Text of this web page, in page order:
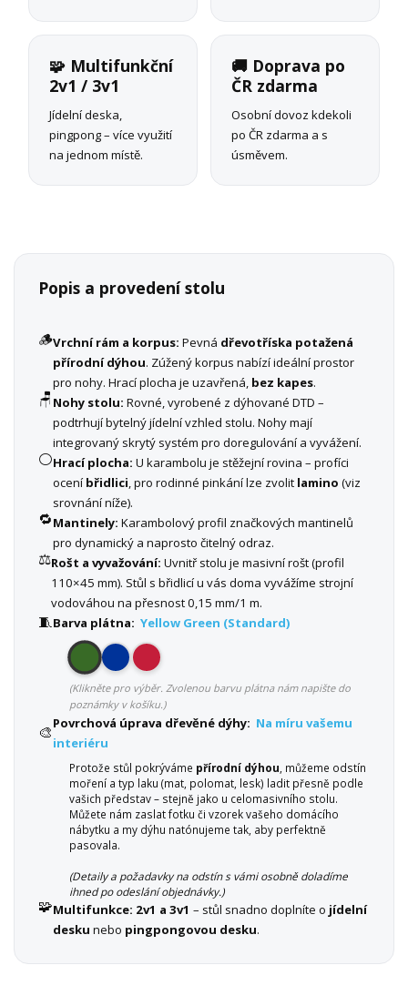
🧩 Multifunkční
2v1 / 3v1
Jídelní deska,
pingpong – více využití
na jednom místě.
🚚 Doprava po
ČR zdarma
Osobní dovoz kdekoli
po ČR zdarma a s
úsměvem.
Popis a provedení stolu
🪵Vrchní rám a korpus: Pevná dřevotříska potažená
přírodní dýhou. Zúžený korpus nabízí ideální prostor
pro nohy. Hrací plocha je uzavřená, bez kapes.
🪑 Nohy stolu: Rovné, vyrobené z dýhované DTD –
podtrhují bytelný jídelní vzhled stolu. Nohy mají
integrovaný skrytý systém pro doregulování a vyvážení.
⚪Hrací plocha: U karambolu je stěžejní rovina – profíci
ocení břidlici, pro rodinné pinkání lze zvolit lamino (viz
srovnání níže).
🔁Mantinely: Karambolový profil značkových mantinelů
pro dynamický a naprosto čitelný odraz.
⚖️Rošt a vyvažování: Uvnitř stolu je masivní rošt (profil
110×45 mm). Stůl s břidlicí u vás doma vyvážíme strojní
vodováhou na přesnost 0,15 mm/1 m.
🧵Barva plátna: Yellow Green (Standard)
(Klikněte pro výběr. Zvolenou barvu plátna nám napište do
poznámky v košíku.)
🎨Povrchová úprava dřevěné dýhy: Na míru vašemu
interiéru
Protože stůl pokrýváme přírodní dýhou , můžeme odstín
moření a typ laku (mat, polomat, lesk) ladit přesně podle
vašich představ – stejně jako u celomasivního stolu.
Můžete nám zaslat fotku či vzorek vašeho domácího
nábytku a my dýhu natónujeme tak, aby perfektně
pasovala.
(Detaily a požadavky na odstín s vámi osobně doladíme
ihned po odeslání objednávky.)
🧩Multifunkce: 2v1 a 3v1 – stůl snadno doplníte o jídelní
desku nebo pingpongovou desku.